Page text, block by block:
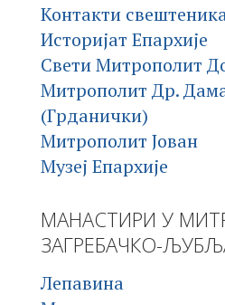
Контакти
Историјат Епархије
Свети Митрополит
Митрополит Др.
(Грданички)
Митрополит Јован
Музеј Епархије
МАНАСТИРИ У
ЗАГРЕБАЧКО-
Лепавина